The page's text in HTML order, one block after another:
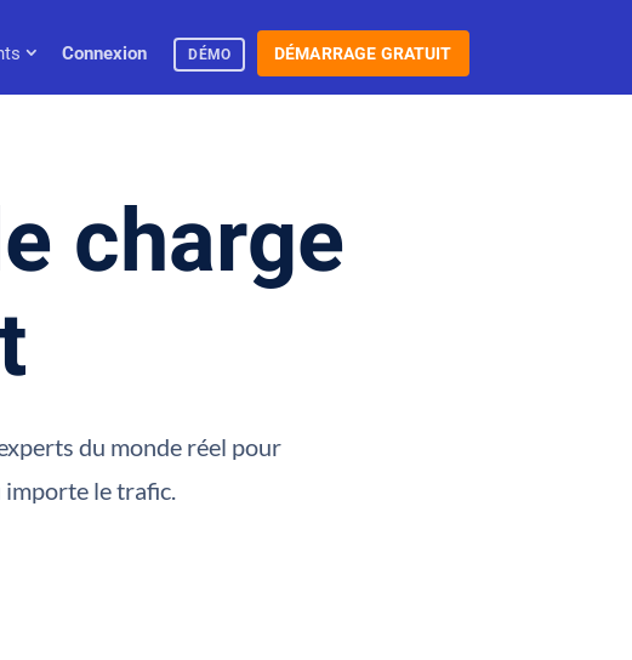
Connexion DÉMO DÉMARRAGE GRATUIT
charge
du monde réel pour
le trafic.